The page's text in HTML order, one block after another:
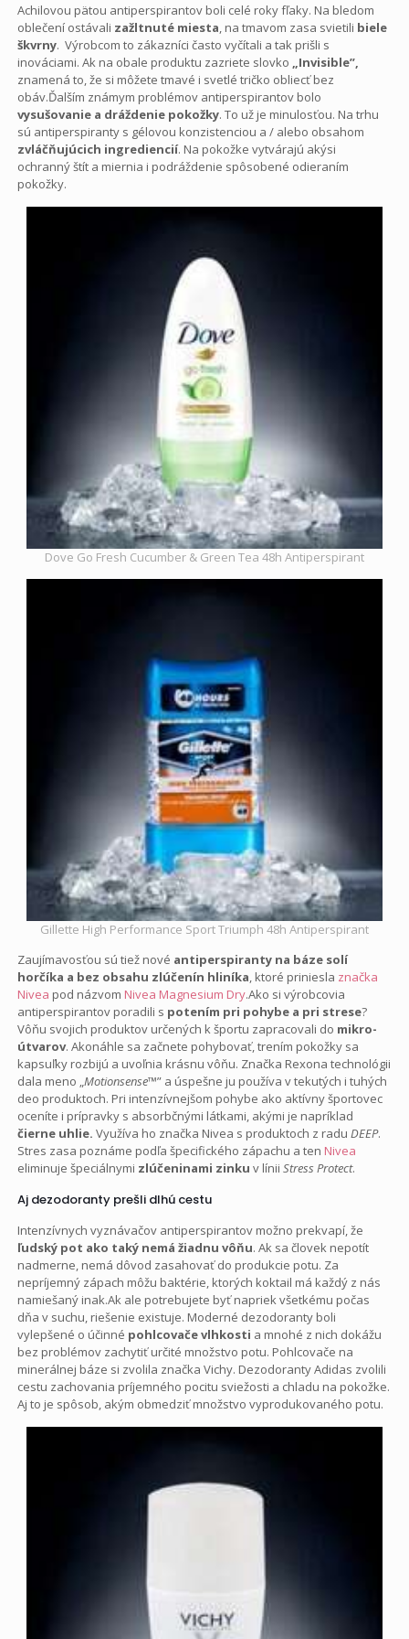
Achilovou pätou antiperspirantov boli celé roky fľaky. Na bledom
oblečení ostávali zažltnuté miesta , na tmavom zasa svietili biele
škvrny. Výrobcom to zákazníci často vyčítali a tak prišli s
inováciami. Ak na obale produktu zazriete slovko
„Invisible”,
znamená to, že si môžete tmavé i svetlé tričko obliecť bez
obáv.Ďalším známym problémov antiperspirantov bolo
vysušovanie a dráždenie pokožky. To už je minulosťou. Na trhu
sú antiperspiranty s gélovou konzistenciou a / alebo obsahom
zvláčňujúcich ingrediencií. Na pokožke vytvárajú akýsi
ochranný štít a miernia i podráždenie spôsobené odieraním
pokožky.
Dove Go Fresh Cucumber & Green Tea 48h Antiperspirant
Gillette High Performance Sport Triumph 48h Antiperspirant
Zaujímavosťou sú tiež nové antiperspiranty na báze solí
horčíka a bez obsahu zlúčenín hliníka, ktoré priniesla značka
Nivea pod názvom Nivea Magnesium Dry.Ako si výrobcovia
antiperspirantov poradili s potením pri pohybe a pri strese?
Vôňu svojich produktov určených k športu zapracovali do mikro-
útvarov. Akonáhle sa začnete pohybovať, trením pokožky sa
kapsuľky rozbijú a uvoľnia krásnu vôňu. Značka Rexona technológii
dala meno „Motionsense™” a úspešne ju používa v tekutých i tuhých
deo produktoch. Pri intenzívnejšom pohybe ako aktívny športovec
oceníte i prípravky s absorbčnými látkami, akými je napríklad
čierne uhlie. Využíva ho značka Nivea s produktoch z raduDEEP.
Stres zasa poznáme podľa špecifického zápachu a ten Nivea
eliminuje špeciálnymi zlúčeninami zinku v líniiStress Protect.
Aj dezodoranty prešli dlhú cestu
Intenzívnych vyznávačov antiperspirantov možno prekvapí, že
ľudský pot ako taký nemá žiadnu vôňu. Ak sa človek nepotít
nadmerne, nemá dôvod zasahovať do produkcie potu. Za
nepríjemný zápach môžu baktérie, ktorých koktail má každý z nás
namiešaný inak.Ak ale potrebujete byť napriek všetkému počas
dňa v suchu, riešenie existuje. Moderné dezodoranty boli
vylepšené o účinné pohlcovače vlhkosti a mnohé z nich dokážu
bez problémov zachytiť určité množstvo potu. Pohlcovače na
minerálnej báze si zvolila značka Vichy. Dezodoranty Adidas zvolili
cestu zachovania príjemného pocitu sviežosti a chladu na pokožke.
Aj to je spôsob, akým obmedziť množstvo vyprodukovaného potu.